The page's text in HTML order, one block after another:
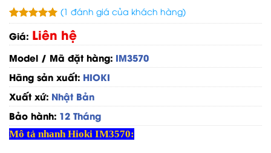
5.00trên 5
dựa trên
1
đánh giá
(1 đánh giá của khách hàng)
Giá: Liên hệ
Model / Mã đặt hàng: IM3570
Hãng sản xuất: HIOKI
Xuất xứ: Nhật Bản
Bảo hành: 12 Tháng
Mô tả nhanh Hioki IM3570: